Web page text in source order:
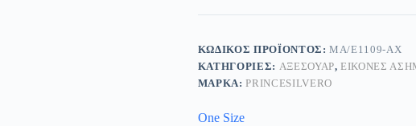
ΚΩΔΙΚΌΣ ΠΡΟΪΌΝΤΟΣ:MA/E1109-AX
ΚΑΤΗΓΟΡΊΕΣ: ΑΞΕΣΟΥΆΡ,ΕΙΚΌΝΕΣ
ΜΆΡΚΑ:PRINCESILVERO
One Size